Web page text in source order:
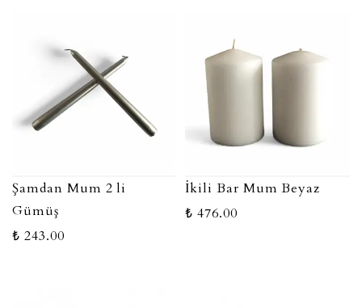
Şamdan Mum 2 li
Gümüş
₺ 243.00
İkili Bar Mum Beyaz
₺ 476.00